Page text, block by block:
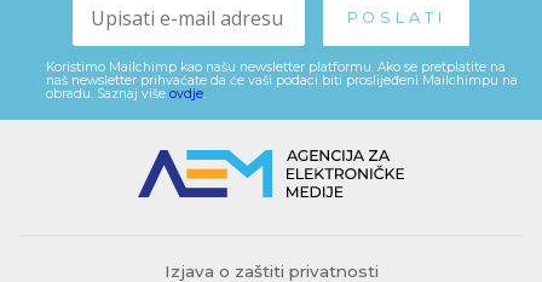
Koristimo Mailchimp kao našu newsletter platformu. Ako se pretplatite na
naš newsletter prihvaćate da će vaši podaci biti proslijeđeni Mailchimpu na
obradu. Saznaj više ovdje.
Izjava o zaštiti privatnosti